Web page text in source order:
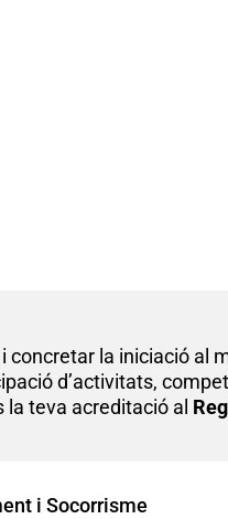
concretar la iniciació al
d’activitats,
la teva acreditació al
i Socorrisme